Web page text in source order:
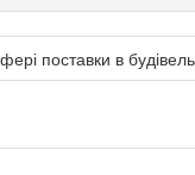
поставки в